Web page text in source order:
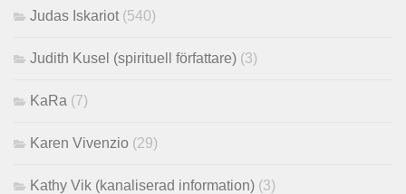
Judas Iskariot (540)
Judith Kusel (spirituell författare) (3)
KaRa (7)
Karen Vivenzio (29)
Kathy Vik (kanaliserad information) (3)